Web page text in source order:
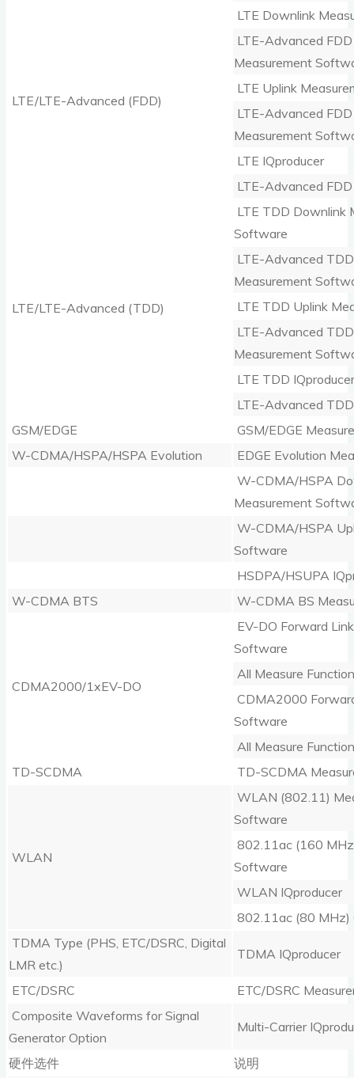
LTE/LTE-Advanced (FDD)
LTE Downlink
LTE-Advanced
Measurement
LTE Uplink
LTE-Advanced
Measurement
LTE IQproducer
LTE-Advanced
LTE/LTE-Advanced (TDD)
LTE TDD Downlink
Software
LTE-Advanced
Measurement
LTE TDD Uplink
LTE-Advanced
Measurement
LTE TDD IQproducer
LTE-Advanced
GSM/EDGE
GSM/EDGE
W-CDMA/HSPA/HSPA Evolution
EDGE Evolution
W-CDMA/HSPA
Measurement
W-CDMA/HSPA
Software
HSDPA/HSUPA
W-CDMA BTS
W-CDMA BS
CDMA2000/1xEV-DO
EV-DO Forward
Software
All Measure Function
CDMA2000
Software
All Measure Function
TD-SCDMA
TD-SCDMA
WLAN
WLAN (802.11)
Software
802.11ac (160
Software
WLAN IQproducer
802.11ac (80 MHz)
TDMA Type (PHS, ETC/DSRC, Digital
LMR etc.)
TDMA IQproducer
ETC/DSRC
ETC/DSRC
Composite Waveforms for Signal
Generator Option
Multi-Carrier
硬件选件
说明